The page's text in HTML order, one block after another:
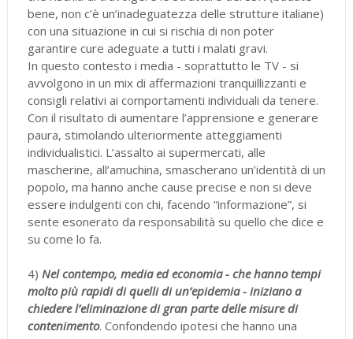
bene, non c’è un’inadeguatezza delle strutture italiane)
con una situazione in cui si rischia di non poter
garantire cure adeguate a tutti i malati gravi.
In questo contesto i media - soprattutto le TV - si
avvolgono in un mix di affermazioni tranquillizzanti e
consigli relativi ai comportamenti individuali da tenere.
Con il risultato di aumentare l’apprensione e generare
paura, stimolando ulteriormente atteggiamenti
individualistici. L’assalto ai supermercati, alle
mascherine, all’amuchina, smascherano un’identità di un
popolo, ma hanno anche cause precise e non si deve
essere indulgenti con chi, facendo “informazione”, si
sente esonerato da responsabilità su quello che dice e
su come lo fa.
4) Nel contempo, media ed economia - che hanno tempi
molto più rapidi di quelli di un’epidemia - iniziano a
chiedere l’eliminazione di gran parte delle misure di
contenimento. Confondendo ipotesi che hanno una